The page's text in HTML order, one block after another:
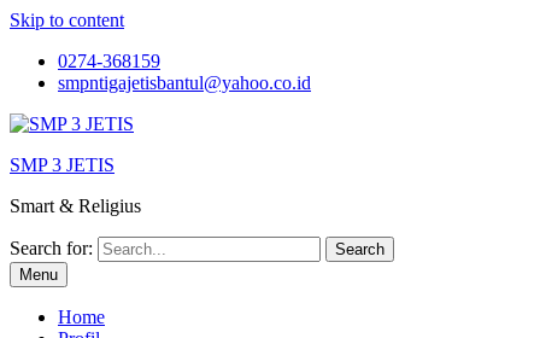
Skip to content
0274-368159
smpntigajetisbantul@yahoo.co.id
SMP 3 JETIS
Smart & Religius
Search for:
Menu
Home